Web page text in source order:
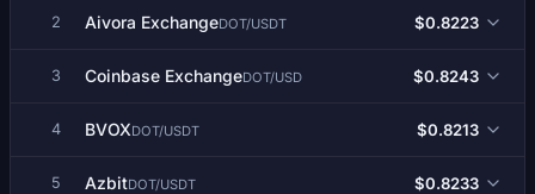
2 Aivora ExchangeDOT/USDT $0.8223
3 Coinbase ExchangeDOT/USD $0.8243
4 BVOXDOT/USDT $0.8213
5 AzbitDOT/USDT $0.8233